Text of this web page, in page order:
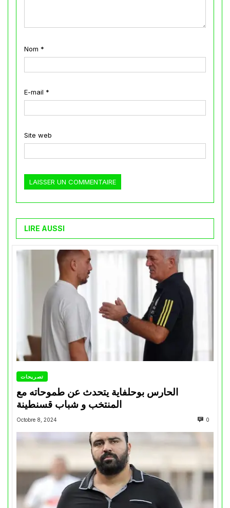
Nom *
E-mail *
Site web
LIRE AUSSI
تصريحات
الحارس بوحلفاية يتحدث عن طموحاته مع
المنتخب و شباب قسنطينة
Octobre 8, 2024 0